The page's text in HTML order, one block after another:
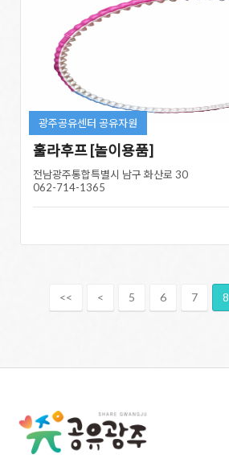
광주공유센터 공유자원
훌라후프 [놀이용품]
전남광주통합특별시 남구 화산로 30
062-714-1365
<< < 5 6 7 8